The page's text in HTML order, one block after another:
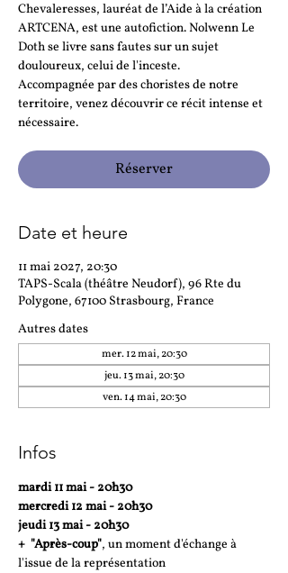
Chevaleresses, lauréat de l’Aide à la création
ARTCENA, est une autofiction. Nolwenn Le
Doth se livre sans fautes sur un sujet
douloureux, celui de l'inceste.
Accompagnée par des choristes de notre
territoire, venez découvrir ce récit intense et
nécessaire.
Réserver
Date et heure
11 mai 2027, 20:30
TAPS-Scala (théâtre Neudorf), 96 Rte du
Polygone, 67100 Strasbourg, France
Autres dates
mer. 12 mai, 20:30
jeu. 13 mai, 20:30
ven. 14 mai, 20:30
Infos
mardi 11 mai - 20h30
mercredi 12 mai - 20h30
jeudi 13 mai - 20h30
+  "Après-coup", un moment d'échange à
l'issue de la représentation